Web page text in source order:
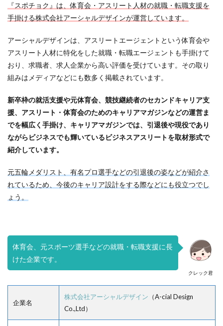
『スポチョク』は、体育会・アスリート人材の就職・転職支援を
手掛ける株式会社アーシャルデザインが運営しています。
アーシャルデザインは、アスリートエージェントという体育会や
アスリート人材に特化をした就職・転職エージェントも手掛けて
おり、求職者、求人企業から高い評価を受けています。その取り
組みはメディアなどにも数多く掲載されています。
新卒枠の就活支援や元体育会、競技継続者のセカンドキャリア支
援、アスリート・体育会のためのキャリアマガジンなどの運営ま
でを幅広く手掛け、キャリアマガジンでは、 引退後や現役であり
ながらビジネスでも輝いているビジネスアスリートを取材形式で
紹介しています。
元五輪メダリスト、有名プロ選手などの引退後の姿などが紹介さ
れているため、今後のキャリア設計をする際などにも役立つでし
ょう。
クレック君
体育会、元スポーツ選手などの就職・転職支援に長
けた企業です。
企業名
株式会社アーシャルデザイン （A-cial Design
Co.,Ltd）